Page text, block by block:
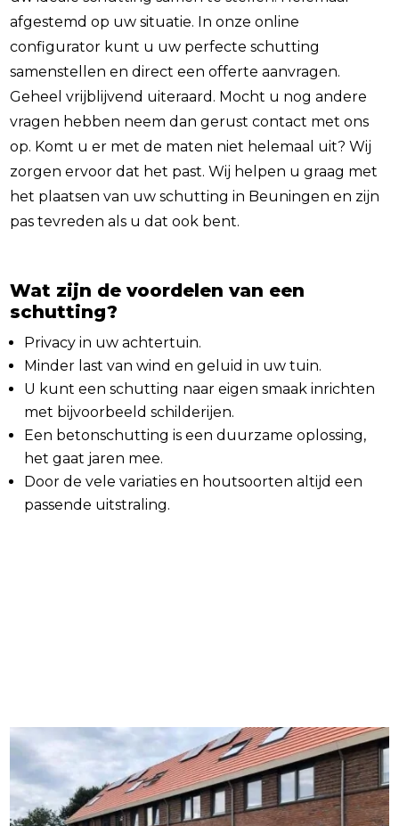
afgestemd op uw situatie. In onze online
configurator kunt u uw perfecte schutting
samenstellen en direct een offerte aanvragen.
Geheel vrijblijvend uiteraard. Mocht u nog andere
vragen hebben neem dan gerust contact met ons
op. Komt u er met de maten niet helemaal uit? Wij
zorgen ervoor dat het past. Wij helpen u graag met
het plaatsen van uw schutting in Beuningen en zijn
pas tevreden als u dat ook bent.
Wat zijn de voordelen van een
schutting?
Privacy in uw achtertuin.
Minder last van wind en geluid in uw tuin.
U kunt een schutting naar eigen smaak inrichten
met bijvoorbeeld schilderijen.
Een betonschutting is een duurzame oplossing,
het gaat jaren mee.
Door de vele variaties en houtsoorten altijd een
passende uitstraling.